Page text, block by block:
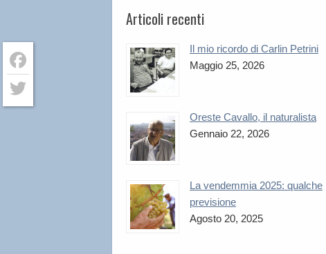
Articoli recenti
Il mio ricordo di Carlin Petrini
Maggio 25, 2026
Oreste Cavallo, il naturalista
Gennaio 22, 2026
La vendemmia 2025: qualche
previsione
Agosto 20, 2025
Facebook
Twitter